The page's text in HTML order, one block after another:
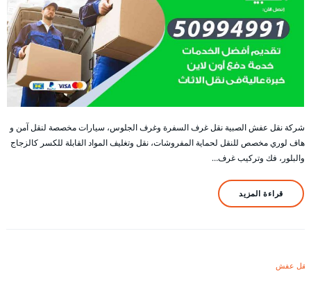
شركة نقل عفش الصبية نقل غرف السفرة وغرف الجلوس، سيارات مخصصة لنقل آمن و
هاف لوري مخصص للنقل لحماية المفروشات، نقل وتغليف المواد القابلة للكسر كالزجاج
والبلور، فك وتركيب غرف…
قراءة المزيد
نقل عفش